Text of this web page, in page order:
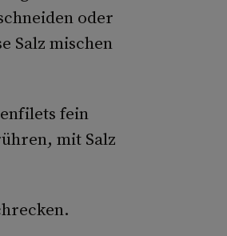
oder
Salz mischen
fein
mit Salz